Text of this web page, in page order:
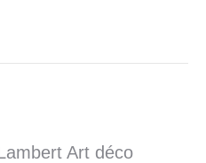
Art déco